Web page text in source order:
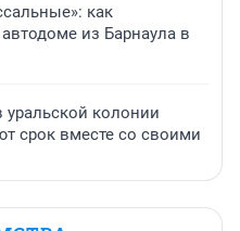
как
из Барнаула в
колонии
срок вместе со своими